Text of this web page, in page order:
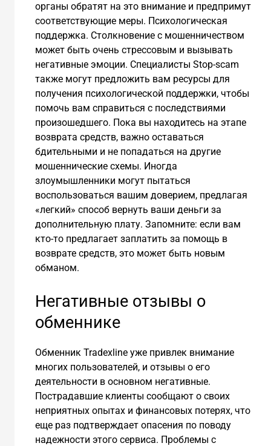
органы обратят на это внимание и предпримут
соответствующие меры. Психологическая
поддержка. Столкновение с мошенничеством
может быть очень стрессовым и вызывать
негативные эмоции. Специалисты Stop-scam
также могут предложить вам ресурсы для
получения психологической поддержки, чтобы
помочь вам справиться с последствиями
произошедшего. Пока вы находитесь на этапе
возврата средств, важно оставаться
бдительными и не попадаться на другие
мошеннические схемы. Иногда
злоумышленники могут пытаться
воспользоваться вашим доверием, предлагая
«легкий» способ вернуть ваши деньги за
дополнительную плату. Запомните: если вам
кто-то предлагает заплатить за помощь в
возврате средств, это может быть новым
обманом.
Негативные отзывы о
обменнике
Обменник Tradexline уже привлек внимание
многих пользователей, и отзывы о его
деятельности в основном негативные.
Пострадавшие клиенты сообщают о своих
неприятных опытах и финансовых потерях, что
еще раз подтверждает опасения по поводу
надежности этого сервиса. Проблемы с